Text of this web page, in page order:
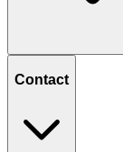
Contact